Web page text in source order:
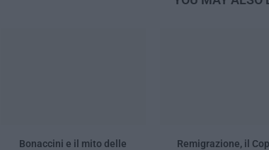
Bonaccini e il mito delle
Remigrazione, il